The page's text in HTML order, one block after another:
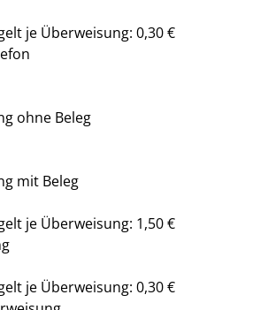
je Überweisung: 0,30 €
ohne Beleg
mit Beleg
je Überweisung: 1,50 €
je Überweisung: 0,30 €